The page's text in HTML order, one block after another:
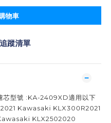
物車
蹤清單
芯型號 :KA-2409XD適用以下
Kawasaki KLX300R2021
KLX2502020